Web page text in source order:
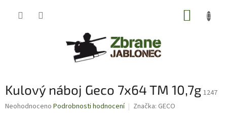
Kulový náboj Geco 7x64 TM 10,7g 1247
Průměrné
Neohodnoceno Podrobnosti hodnocení Značka: GECO